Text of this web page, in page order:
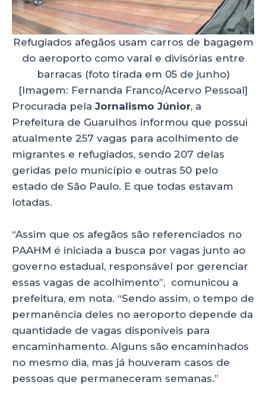
Refugiados afegãos usam carros de bagagem
do aeroporto como varal e divisórias entre
barracas (foto tirada em 05 de junho)
[Imagem: Fernanda Franco/Acervo Pessoal]
Procurada pela Jornalismo Júnior, a
Prefeitura de Guarulhos informou que possui
atualmente 257 vagas para acolhimento de
migrantes e refugiados, sendo 207 delas
geridas pelo município e outras 50 pelo
estado de São Paulo. E que todas estavam
lotadas.
“Assim que os afegãos são referenciados no
PAAHM é iniciada a busca por vagas junto ao
governo estadual, responsável por gerenciar
essas vagas de acolhimento”, comunicou a
prefeitura, em nota. “Sendo assim, o tempo de
permanência deles no aeroporto depende da
quantidade de vagas disponíveis para
encaminhamento. Alguns são encaminhados
no mesmo dia, mas já houveram casos de
pessoas que permaneceram semanas.”